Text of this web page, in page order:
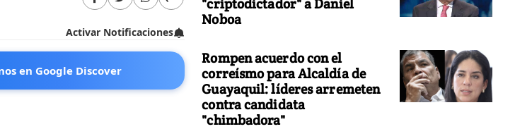
Activar Notificaciones
en Google Discover
"criptodictador" a Daniel
Noboa
Rompen acuerdo con el
correísmo para Alcaldía de
Guayaquil: líderes arremeten
contra candidata
"chimbadora"